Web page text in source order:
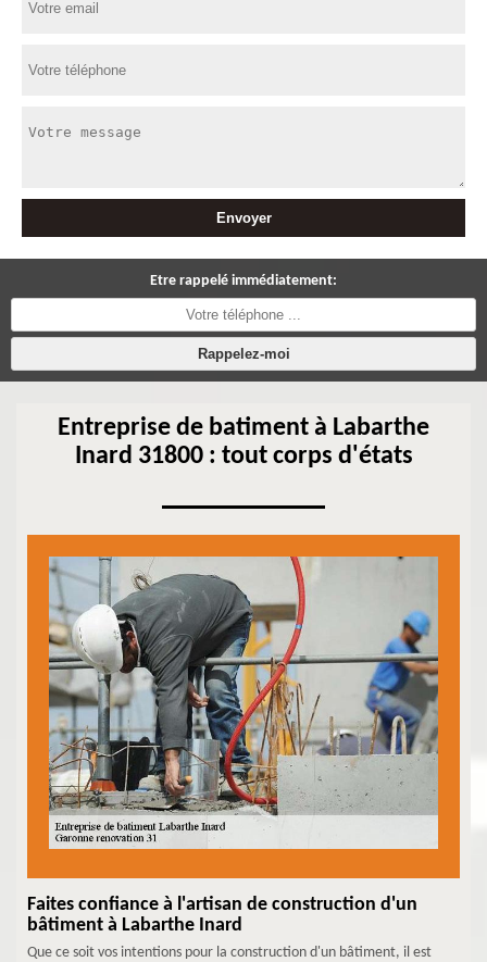
Etre rappelé immédiatement:
Entreprise de batiment à Labarthe
Inard 31800 : tout corps d'états
Faites confiance à l'artisan de construction d'un
bâtiment à Labarthe Inard
Que ce soit vos intentions pour la construction d'un bâtiment, il est